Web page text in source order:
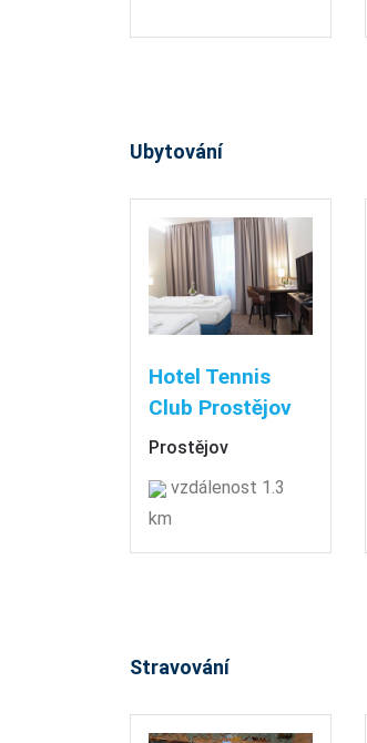
Ubytování
Hotel Tennis
Club Prostějov
Prostějov
vzdálenost 1.3
km
Stravování